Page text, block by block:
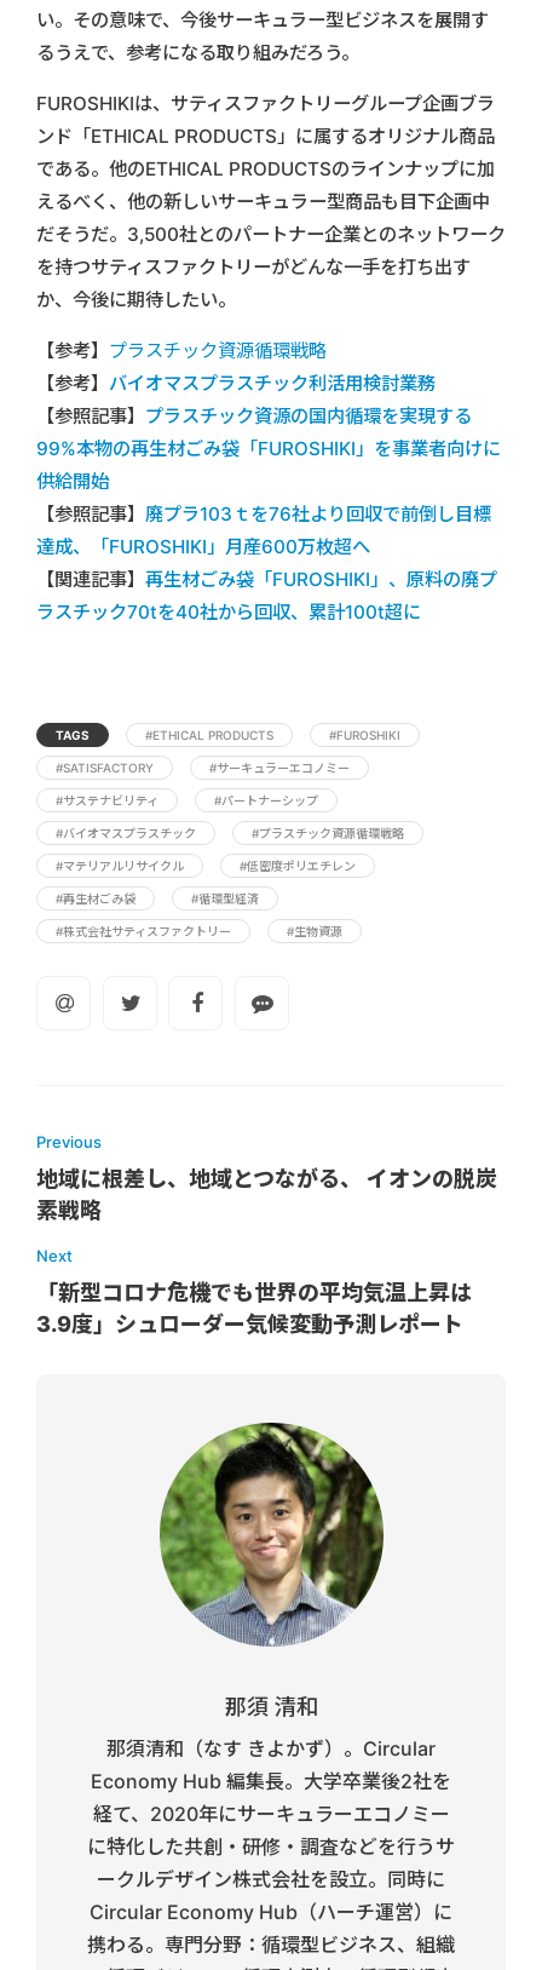
い。その意味で、今後サーキュラー型ビジネスを展開す
るうえで、参考になる取り組みだろう。
FUROSHIKIは、サティスファクトリーグループ企画ブラ
ンド「ETHICAL PRODUCTS」に属するオリジナル商品
である。他のETHICAL PRODUCTSのラインナップに加
えるべく、他の新しいサーキュラー型商品も目下企画中
だそうだ。3,500社とのパートナー企業とのネットワーク
を持つサティスファクトリーがどんな一手を打ち出す
か、今後に期待したい。
【参考】 プラスチック資源循環戦略
【参考】 バイオマスプラスチック利活用検討業務
【参照記事】 プラスチック資源の国内循環を実現する
99%本物の再生材ごみ袋「FUROSHIKI」を事業者向けに
供給開始
【参照記事】 廃プラ103ｔを76社より回収で前倒し目標
達成、「FUROSHIKI」月産600万枚超へ
【関連記事】 再生材ごみ袋「FUROSHIKI」、原料の廃プ
ラスチック70tを40社から回収、累計100t超に
TAGS #ETHICAL PRODUCTS #FUROSHIKI
#SATISFACTORY #サーキュラーエコノミー
#サステナビリティ #パートナーシップ
#バイオマスプラスチック #プラスチック資源循環戦略
#マテリアルリサイクル #低密度ポリエチレン
#再生材ごみ袋 #循環型経済
#株式会社サティスファクトリー #生物資源
Previous
地域に根差し、地域とつながる、 イオンの脱炭
素戦略
Next
「新型コロナ危機でも世界の平均気温上昇は
3.9度」シュローダー気候変動予測レポート
那須 清和
那須清和（なす きよかず）。Circular
Economy Hub 編集長。大学卒業後2社を
経て、2020年にサーキュラーエコノミー
に特化した共創・研修・調査などを行うサ
ークルデザイン株式会社を設立。同時に
Circular Economy Hub（ハーチ運営）に
携わる。専門分野：循環型ビジネス、組織